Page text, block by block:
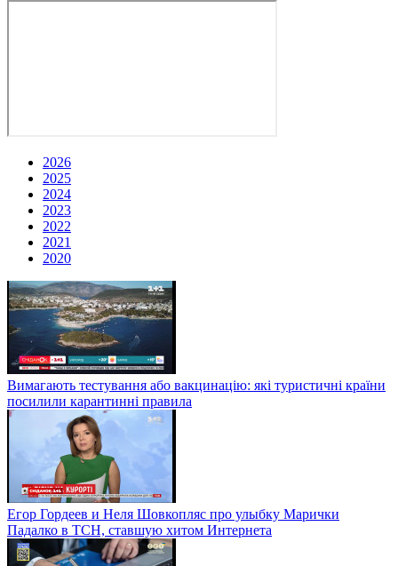
2026
2025
2024
2023
2022
2021
2020
Вимагають тестування або вакцинацію: які туристичні країни
посилили карантинні правила
Егор Гордеев и Неля Шовкопляс про улыбку Марички
Падалко в ТСН, ставшую хитом Интернета